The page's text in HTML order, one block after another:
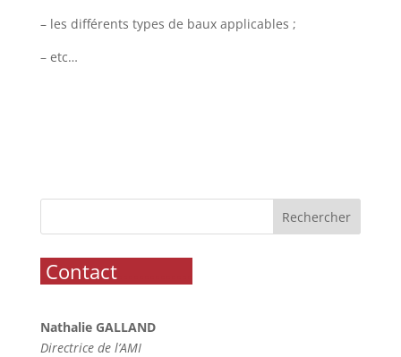
– les différents types de baux applicables ;
– etc…
Rechercher
Contact..............
Nathalie GALLAND
Directrice de l’AMI